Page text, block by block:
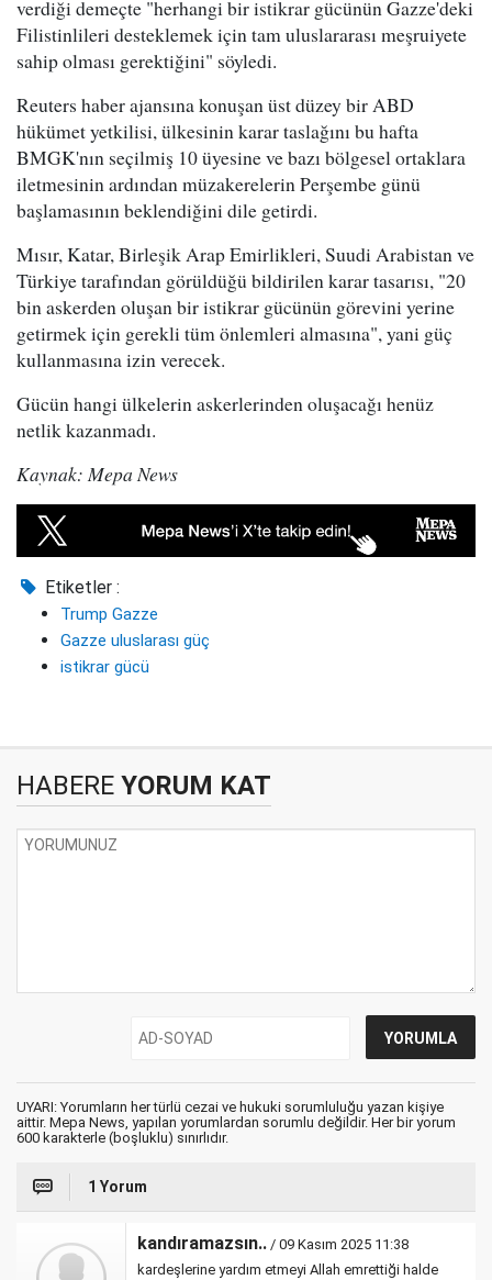
verdiği demeçte "herhangi bir istikrar gücünün Gazze'deki
Filistinlileri desteklemek için tam uluslararası meşruiyete
sahip olması gerektiğini" söyledi.
Reuters haber ajansına konuşan üst düzey bir ABD
hükümet yetkilisi, ülkesinin karar taslağını bu hafta
BMGK'nın seçilmiş 10 üyesine ve bazı bölgesel ortaklara
iletmesinin ardından müzakerelerin Perşembe günü
başlamasının beklendiğini dile getirdi.
Mısır, Katar, Birleşik Arap Emirlikleri, Suudi Arabistan ve
Türkiye tarafından görüldüğü bildirilen karar tasarısı, "20
bin askerden oluşan bir istikrar gücünün görevini yerine
getirmek için gerekli tüm önlemleri almasına", yani güç
kullanmasına izin verecek.
Gücün hangi ülkelerin askerlerinden oluşacağı henüz
netlik kazanmadı.
Kaynak: Mepa News
Etiketler :
Trump Gazze
Gazze uluslarası güç
istikrar gücü
HABERE YORUM KAT
UYARI: Yorumların her türlü cezai ve hukuki sorumluluğu yazan kişiye
aittir. Mepa News, yapılan yorumlardan sorumlu değildir. Her bir yorum
600 karakterle (boşluklu) sınırlıdır.
1 Yorum
kandıramazsın.. / 09 Kasım 2025 11:38
kardeşlerine yardım etmeyi Allah emrettiği halde